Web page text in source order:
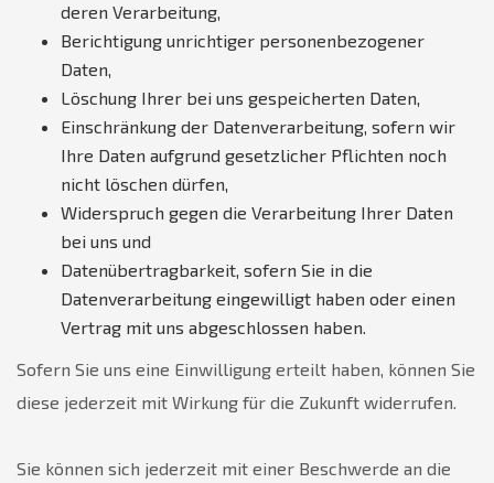
deren Verarbeitung,
Berichtigung unrichtiger personenbezogener
Daten,
Löschung Ihrer bei uns gespeicherten Daten,
Einschränkung der Datenverarbeitung, sofern wir
Ihre Daten aufgrund gesetzlicher Pflichten noch
nicht löschen dürfen,
Widerspruch gegen die Verarbeitung Ihrer Daten
bei uns und
Datenübertragbarkeit, sofern Sie in die
Datenverarbeitung eingewilligt haben oder einen
Vertrag mit uns abgeschlossen haben.
Sofern Sie uns eine Einwilligung erteilt haben, können Sie
diese jederzeit mit Wirkung für die Zukunft widerrufen.
Sie können sich jederzeit mit einer Beschwerde an die